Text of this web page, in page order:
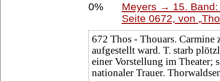
0%
Meyers → 15.
Seite 0672, von
672 Thos - Thouars. Carmine
aufgestellt ward. T. starb
einer Vorstellung im Theater;
nationaler Trauer.